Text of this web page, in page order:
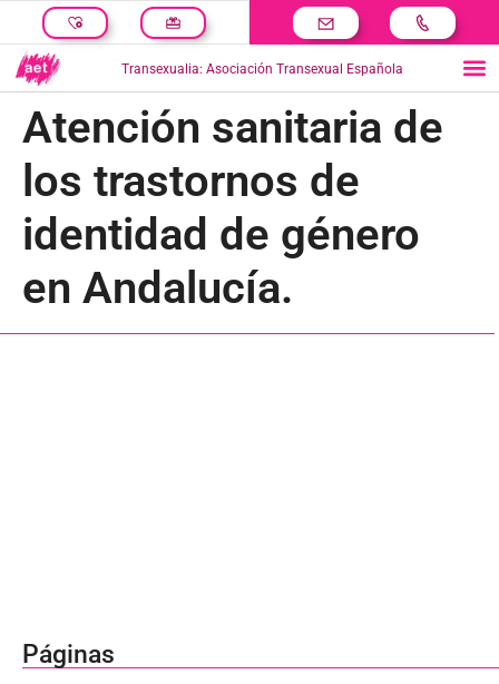
Transexualia: Asociación Transexual Española
Atención sanitaria de
los trastornos de
identidad de género
en Andalucía.
Páginas